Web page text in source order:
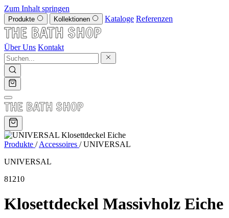
Zum Inhalt springen
Produkte Kollektionen Kataloge Referenzen
Über Uns Kontakt
Produkte / Accessoires / UNIVERSAL
UNIVERSAL
81210
Klosettdeckel Massivholz Eiche